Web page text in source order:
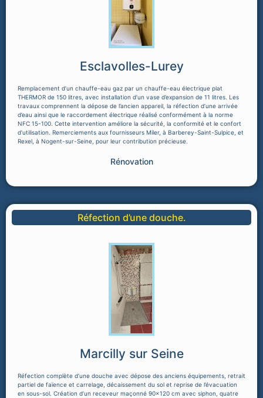
Esclavolles-Lurey
Remplacement d’un chauffe-eau gaz par un chauffe-eau électrique plat
THERMOR de 150 litres, avec installation d’un vase d’expansion de 11 litres. Les
travaux comprennent la dépose de l’ancien appareil, la réfection d’une arrivée
d’eau ainsi que le raccordement électrique réalisé conformément à la norme
NFC 15-100. Cette intervention améliore la sécurité, la conformité et le confort
d’utilisation. Remerciements aux fournisseurs Miler, à Barberey-Saint-Sulpice, et
Rexel, à Nogent-sur-Seine, pour leur contribution précieuse.
Rénovation
Réfection d’une douche.
Marcilly sur Seine
Réfection complète d’une douche avec dépose des anciens équipements, retrait
partiel de faïence et carrelage, décaissement du sol et reprise de l’évacuation
en sous-sol. Création d’un receveur maçonné 90x120 cm avec siphon, quatre